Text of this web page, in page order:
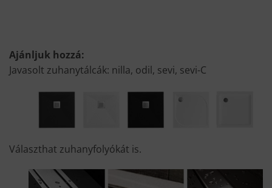
Ajánljuk hozzá:
Javasolt zuhanytálcák: nilla, odil, sevi, sevi-C
Választhat zuhanyfolyókát is.